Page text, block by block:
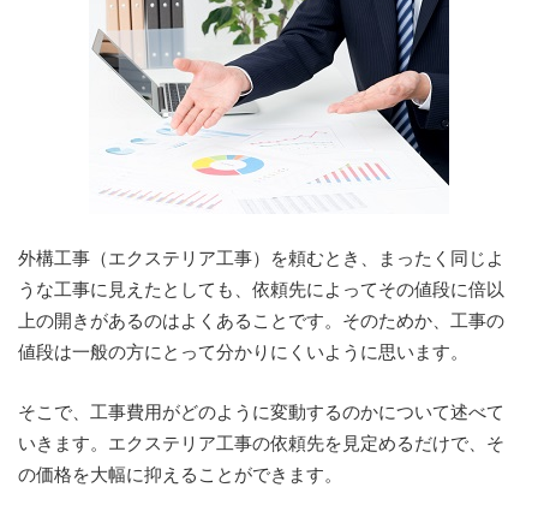
外構工事（エクステリア工事）を頼むとき、まったく同じよ
うな工事に見えたとしても、依頼先によってその値段に倍以
上の開きがあるのはよくあることです。そのためか、工事の
値段は一般の方にとって分かりにくいように思います。
そこで、工事費用がどのように変動するのかについて述べて
いきます。エクステリア工事の依頼先を見定めるだけで、そ
の価格を大幅に抑えることができます。